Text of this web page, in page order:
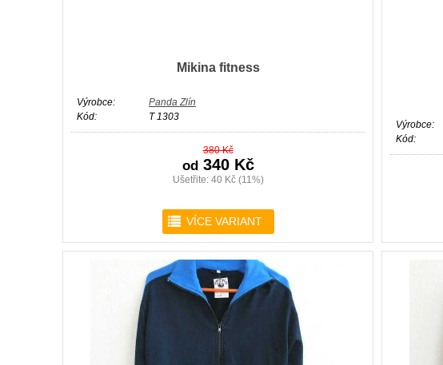
Mikina fitness
Výrobce:
Panda Zlín
Kód:
T 1303
380 Kč
od340 Kč
Ušetřite: 40 Kč (11%)
r VÍCE VARIANT
Výrobce:
Kód: